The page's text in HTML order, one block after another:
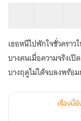
เธอหนีไปพักใจชั่วคราว
บางคนเมื่อความจริงเ
บางฤดูไม่ได้จบลงพร้อ
เรื่องนี้